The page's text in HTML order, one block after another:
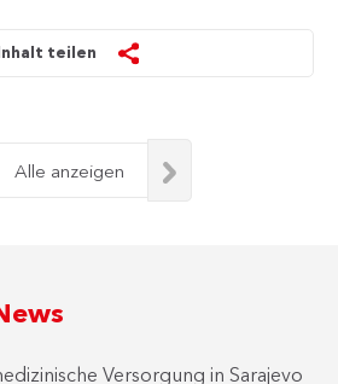
teilen
Alle anzeigen
Versorgung in Sarajevo